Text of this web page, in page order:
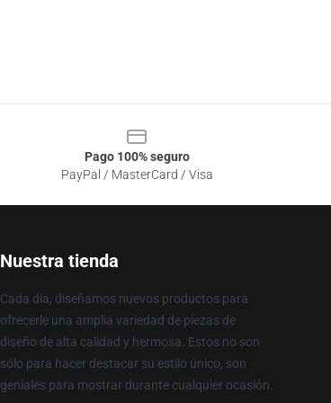
Pago 100% seguro
PayPal / MasterCard / Visa
Nuestra tienda
Cada día, diseñamos nuevos productos para
ofrecerle una amplia variedad de piezas de
diseño de alta calidad y hermosa. Estos no son
sólo para hacer destacar su estilo único, son
geniales para mostrar durante cualquier ocasión.